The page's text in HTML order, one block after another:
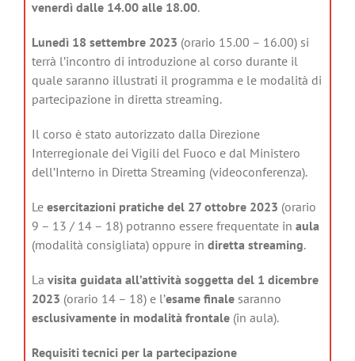
venerdì dalle 14.00 alle 18.00.
Lunedì 18 settembre 2023 (orario 15.00 – 16.00) si
terrà l’incontro di introduzione al corso durante il
quale saranno illustrati il programma e le modalità di
partecipazione in diretta streaming.
Il corso è stato autorizzato dalla Direzione
Interregionale dei Vigili del Fuoco e dal Ministero
dell’Interno in Diretta Streaming (videoconferenza).
Le esercitazioni pratiche del 27 ottobre 2023 (orario
9 – 13 / 14 – 18) potranno essere frequentate in aula
(modalità consigliata) oppure in diretta streaming.
La visita guidata all’attività soggetta del 1 dicembre
2023 (orario 14 – 18) e l’esame finalesaranno
esclusivamente in modalità frontale(in aula).
Requisiti tecnici per la partecipazione